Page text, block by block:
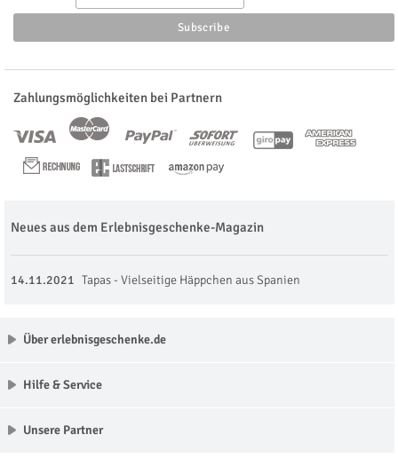
Zahlungsmöglichkeiten bei Partnern
Neues aus dem Erlebnisgeschenke-Magazin
14.11.2021 Tapas - Vielseitige Häppchen aus Spanien
Über erlebnisgeschenke.de
Hilfe & Service
Unsere Partner